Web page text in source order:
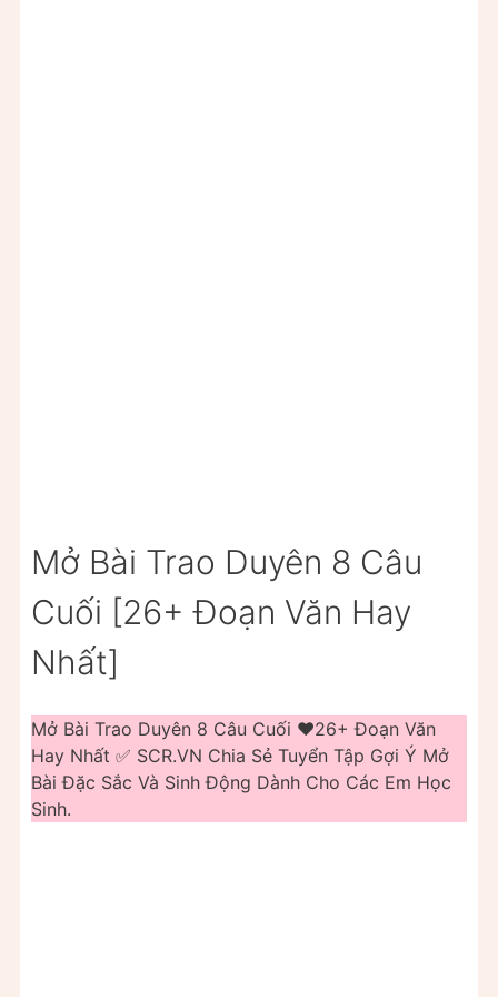
Mở Bài Trao Duyên 8 Câu
Cuối [26+ Đoạn Văn Hay
Nhất]
Mở Bài Trao Duyên 8 Câu Cuối ❤️️26+ Đoạn Văn
Hay Nhất ✅ SCR.VN Chia Sẻ Tuyển Tập Gợi Ý Mở
Bài Đặc Sắc Và Sinh Động Dành Cho Các Em Học
Sinh.